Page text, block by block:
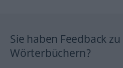
Sie haben Feedback
Wörterbüchern?